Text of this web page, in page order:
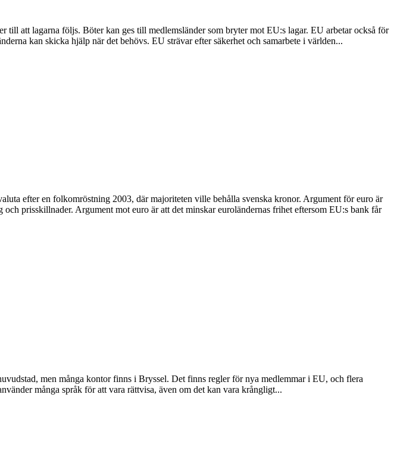
att lagarna följs. Böter kan ges till medlemsländer som bryter mot EU:s lagar. EU arbetar också för
kan skicka hjälp när det behövs. EU strävar efter säkerhet och samarbete i världen...
efter en folkomröstning 2003, där majoriteten ville behålla svenska kronor. Argument för euro är
prisskillnader. Argument mot euro är att det minskar euroländernas frihet eftersom EU:s bank får
men många kontor finns i Bryssel. Det finns regler för nya medlemmar i EU, och flera
många språk för att vara rättvisa, även om det kan vara krångligt...